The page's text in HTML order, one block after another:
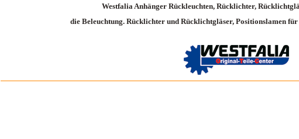
Westfalia Anhänger Rückleuchten, Rücklichter,
die Beleuchtung. Rücklichter und Rücklichtgläser, Positionslamen